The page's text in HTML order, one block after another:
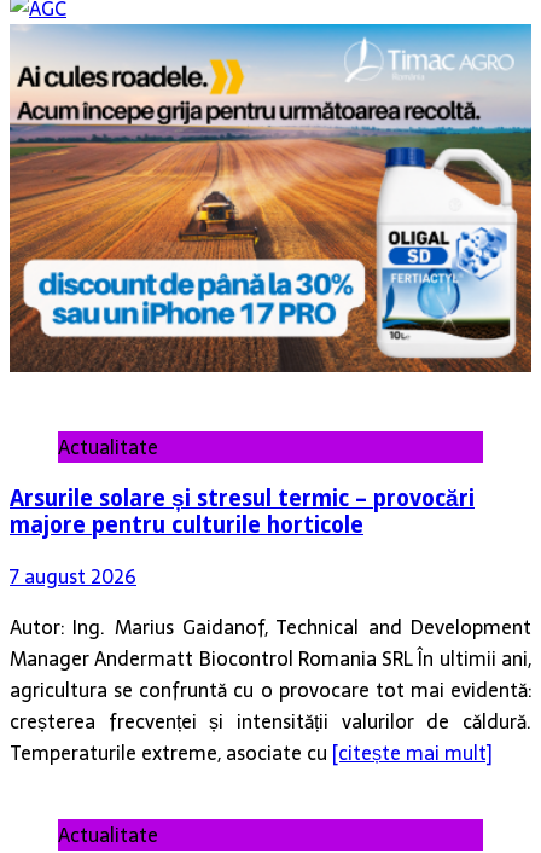
Actualitate
Arsurile solare și stresul termic – provocări
majore pentru culturile horticole
7 august 2026
Autor: Ing. Marius Gaidanof, Technical and Development
Manager Andermatt Biocontrol Romania SRL În ultimii ani,
agricultura se confruntă cu o provocare tot mai evidentă:
creșterea frecvenței și intensității valurilor de căldură.
Temperaturile extreme, asociate cu [citește mai mult]
Actualitate